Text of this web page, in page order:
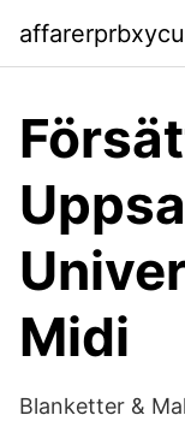
Midi
Blanketter &